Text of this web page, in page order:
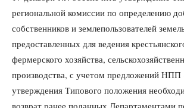
региональной комиссии по определению
собственников и землепользователей
предоставленных для ведения
фермерского хозяйства,
производства, с учетом предложений
утверждения Типового положения
возврат ранее поданных Департаментами